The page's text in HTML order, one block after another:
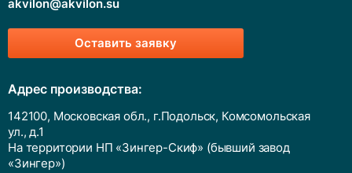
Оставить заявку
akvilon@akvilon.su
Адрес производства:
142100, Московская обл., г.Подольск, Комсомольская
ул., д.1
На территории НП «Зингер-Скиф» (бывший завод
«Зингер»)